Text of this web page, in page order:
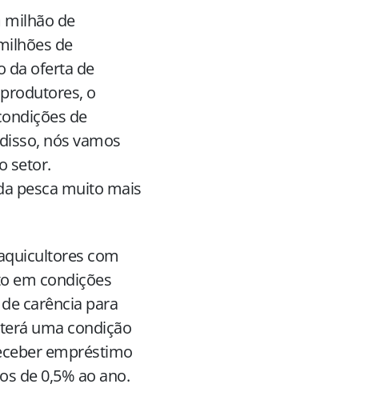
milhão de
de
da oferta de
o
de
nós vamos
setor.
pesca muito mais
com
em condições
carência para
uma condição
empréstimo
de 0,5% ao ano.